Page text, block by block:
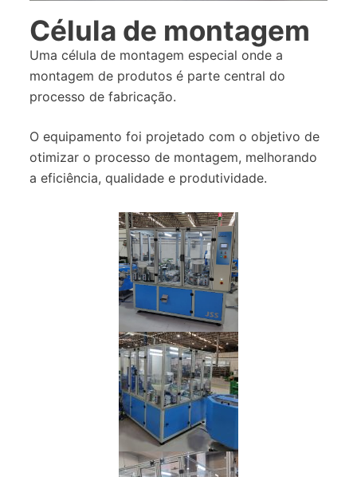
Célula de montagem
Uma célula de montagem especial onde a
montagem de produtos é parte central do
processo de fabricação.
O equipamento foi projetado com o objetivo de
otimizar o processo de montagem, melhorando
a eficiência, qualidade e produtividade.